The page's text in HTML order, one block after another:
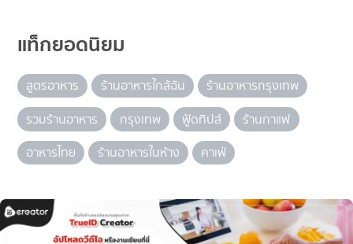
แท็กยอดนิยม
สูตรอาหาร ร้านอาหารใกล้ฉัน
ร้านอาหารกรุงเทพ
รวมร้านอาหาร
กรุงเทพ ฟู้ดทิปส์
ร้านกาแฟ
อาหารไทย
ร้านอาหารในห้าง คาเฟ่